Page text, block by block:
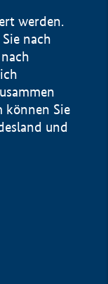
werden.
nach
können Sie
und